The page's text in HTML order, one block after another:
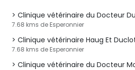
Clinique vétérinaire du Docteur
7.68 kms de Esperonnier
Clinique vétérinaire Haug Et
7.68 kms de Esperonnier
Clinique vétérinaire du Docteur